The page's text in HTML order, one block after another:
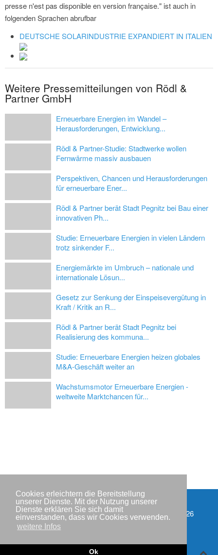
Cookies erleichtern die Bereitstellung
unserer Dienste. Mit der Nutzung unserer
Dienste erklären Sie sich damit
einverstanden, dass wir Cookies verwenden.
weitere Infos
Ok
presse n'est pas disponible en version française." ist auch in
folgenden Sprachen abrufbar
DEUTSCHE SOLARINDUSTRIE EXPANDIERT IN ITALIEN
Weitere Pressemitteilungen von Rödl &
Partner GmbH
Erneuerbare Energien im Wandel –
Herausforderungen, Entwicklung...
Rödl & Partner-Studie: Stadtwerke wollen
Fernwärme massiv ausbauen
Perspektiven, Chancen und Herausforderungen
für erneuerbare Ener...
Rödl & Partner berät Stadt Pegnitz bei Bau einer
innovativen Ph...
Studie: Erneuerbare Energien in vielen Ländern
trotz sinkender F...
Energiemärkte im Umbruch – nationale und
internationale Lösun...
Gesetz zur Senkung der Einspeisevergütung in
Kraft / Kritik an R...
Rödl & Partner berät Stadt Pegnitz bei
Realisierung des kommuna...
Studie: Erneuerbare Energien heizen globales
M&A-Geschäft weiter an
Wachstumsmotor Erneuerbare Energien -
weltweite Marktchancen für...
Partner
Impressum
Datenschutzerklärung
Copyright © IWR 2026